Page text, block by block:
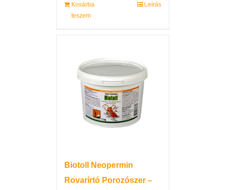
Kosárba
teszem
Leírás
Biotoll Neopermin
Rovarírtó Porozószer –